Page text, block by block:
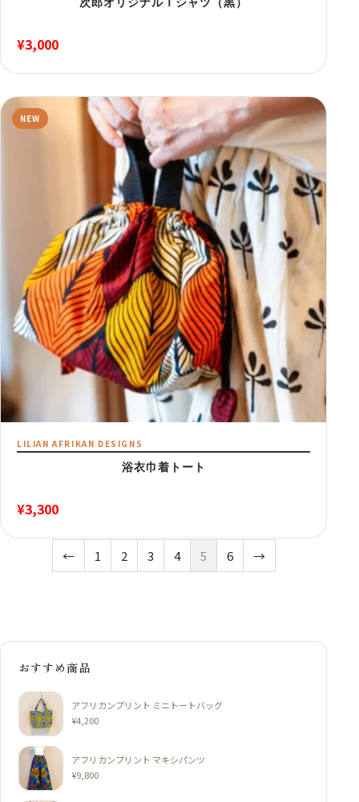
おすすめ商品
アフリカンプリント ミニトートバッグ
¥4,200
アフリカンプリント マキシパンツ
¥9,800
次郎オリジナルＴシャツ（黒）
¥3,000
NEW
LILIAN AFRIKAN DESIGNS
浴衣巾着トート
¥3,300
← 1 2 3 4 5 6 →